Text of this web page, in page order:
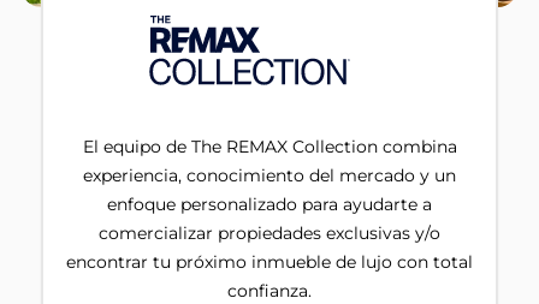
El equipo de The REMAX Collection combina
experiencia, conocimiento del mercado y un
enfoque personalizado para ayudarte a
comercializar propiedades exclusivas y/o
encontrar tu próximo inmueble de lujo con total
confianza.